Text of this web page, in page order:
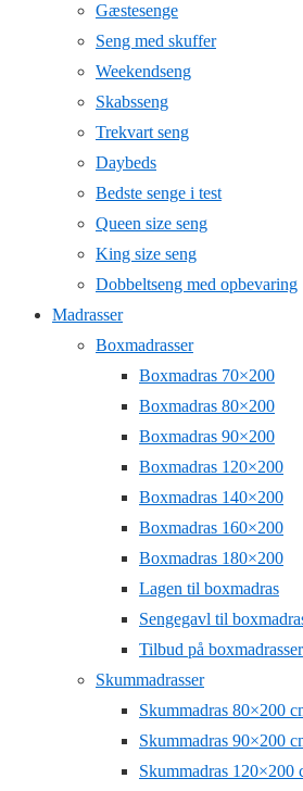
Gæstesenge
Seng med skuffer
Weekendseng
Skabsseng
Trekvart seng
Daybeds
Bedste senge i test
Queen size seng
King size seng
Dobbeltseng med opbevaring
Madrasser
Boxmadrasser
Boxmadras 70×200
Boxmadras 80×200
Boxmadras 90×200
Boxmadras 120×200
Boxmadras 140×200
Boxmadras 160×200
Boxmadras 180×200
Lagen til boxmadras
Sengegavl til
Tilbud på boxmadrasser
Skummadrasser
Skummadras 80×200
Skummadras 90×200
Skummadras 120×200